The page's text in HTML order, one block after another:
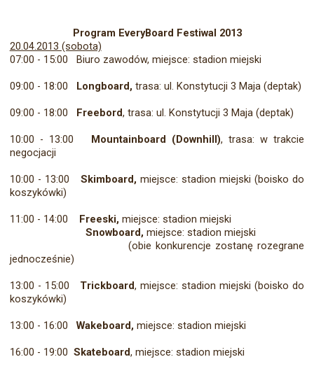
Program EveryBoard Festiwal 2013
20.04.2013 (sobota)
07:00 - 15:00 Biuro zawodów, miejsce: stadion miejski
09:00 - 18:00 Longboard, trasa: ul. Konstytucji 3 Maja (deptak)
09:00 - 18:00 Freebord, trasa: ul. Konstytucji 3 Maja (deptak)
10:00 - 13:00 Mountainboard (Downhill), trasa: w trakcie
negocjacji
10:00 - 13:00 Skimboard, miejsce: stadion miejski (boisko do
koszykówki)
11:00 - 14:00 Freeski, miejsce: stadion miejski
Snowboard, miejsce: stadion miejski
(obie konkurencje zostanę rozegrane
jednocześnie)
13:00 - 15:00 Trickboard, miejsce: stadion miejski (boisko do
koszykówki)
13:00 - 16:00 Wakeboard, miejsce: stadion miejski
16:00 - 19:00 Skateboard, miejsce: stadion miejski